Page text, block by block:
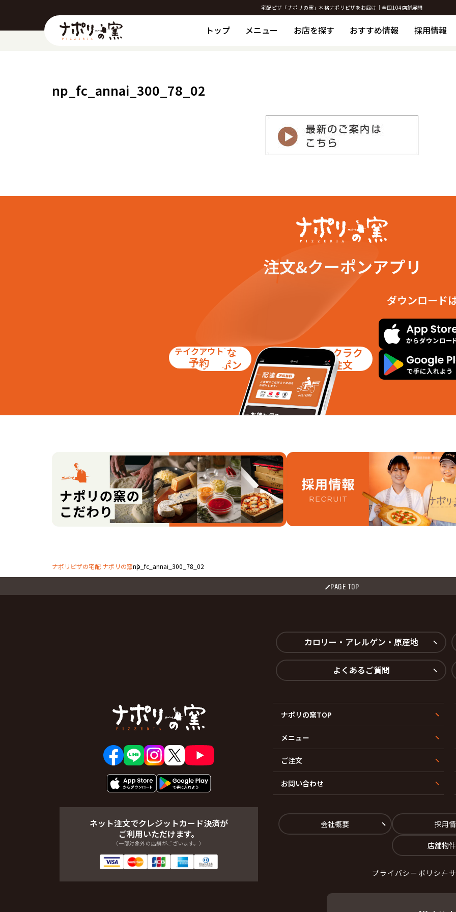
宅配ピザ「ナポリの窯」本格ナポリピザをお届け｜全国104店舗展開
トップ メニュー お店を探す おすすめ情報 採用情報
np_fc_annai_300_78_02
注文&クーポンアプリ
お得な
クーポン
テイクアウト
予約
ラクラク
注文
ダウンロード
ナポリピザの宅配 ナポリの窯np_fc_annai_300_78_02
PAGE TOP
ネット注文でクレジットカード決済が
ご利用いただけます。
（一部対象外の店舗がございます。）
カロリー・アレルゲン・原産地
よくあるご質問
ナポリの窯TOP
メニュー
ご注文
お問い合わせ
会社概要 採用
店舗物
プライバシーポリシー